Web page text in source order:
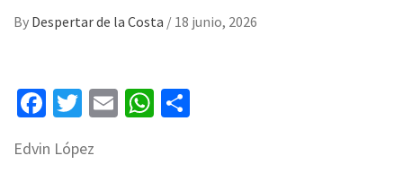
By Despertar de la Costa / 18 junio, 2026
Facebook
Twitter
EmailWhatsApp
Edvin López